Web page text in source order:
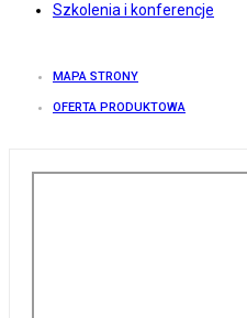
Szkolenia i konferencje
MAPA STRONY
OFERTA PRODUKTOWA